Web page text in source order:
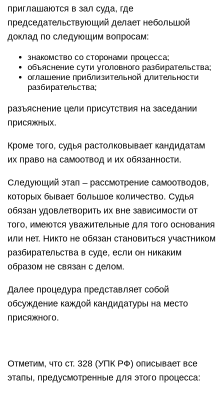
приглашаются в зал суда, где
председательствующий делает небольшой
доклад по следующим вопросам:
знакомство со сторонами процесса;
объяснение сути уголовного разбирательства;
оглашение приблизительной длительности
разбирательства;
разъяснение цели присутствия на заседании
присяжных.
Кроме того, судья растолковывает кандидатам
их право на самоотвод и их обязанности.
Следующий этап – рассмотрение самоотводов,
которых бывает большое количество. Судья
обязан удовлетворить их вне зависимости от
того, имеются уважительные для того основания
или нет. Никто не обязан становиться участником
разбирательства в суде, если он никаким
образом не связан с делом.
Далее процедура представляет собой
обсуждение каждой кандидатуры на место
присяжного.
Отметим, что ст. 328 (УПК РФ) описывает все
этапы, предусмотренные для этого процесса: